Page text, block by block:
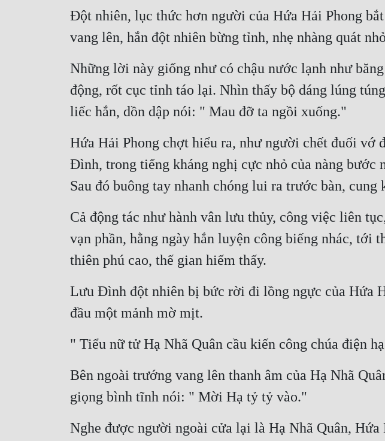
Đột nhiên, lục thức hơn người của Hứa Hải Phong
vang lên, hắn đột nhiên bừng tỉnh, nhẹ nhàng quát
Những lời này giống như có chậu nước lạnh như
động, rốt cục tỉnh táo lại. Nhìn thấy bộ dáng lúng
liếc hắn, dồn dập nói: " Mau đỡ ta ngồi xuống."
Hứa Hải Phong chợt hiểu ra, như người chết đuối vớ
Đình, trong tiếng kháng nghị cực nhỏ của nàng bước
Sau đó buông tay nhanh chóng lui ra trước bàn, cung
Cả động tác như hành vân lưu thủy, công việc liên
vạn phần, hằng ngày hắn luyện công biếng nhác, tới
thiên phú cao, thế gian hiếm thấy.
Lưu Đình đột nhiên bị bức rời đi lồng ngực của Hứa
đầu một mảnh mờ mịt.
" Tiểu nữ tử Hạ Nhã Quân cầu kiến công chúa điện
Bên ngoài trướng vang lên thanh âm của Hạ Nhã
giọng bình tĩnh nói: " Mời Hạ tỷ tỷ vào."
Nghe được người ngoài cửa lại là Hạ Nhã Quân,